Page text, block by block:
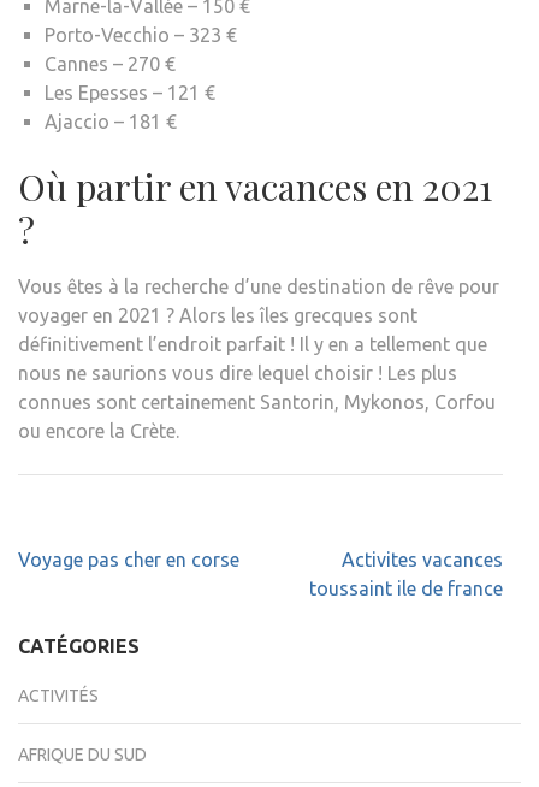
Marne-la-Vallée – 150 €
Porto-Vecchio – 323 €
Cannes – 270 €
Les Epesses – 121 €
Ajaccio – 181 €
Où partir en vacances en 2021
?
Vous êtes à la recherche d’une destination de rêve pour
voyager en 2021 ? Alors les îles grecques sont
définitivement l’endroit parfait ! Il y en a tellement que
nous ne saurions vous dire lequel choisir ! Les plus
connues sont certainement Santorin, Mykonos, Corfou
ou encore la Crète.
Navigation
Voyage pas cher en corse
Activites vacances
toussaint ile de france
CATÉGORIES
ACTIVITÉS
AFRIQUE DU SUD